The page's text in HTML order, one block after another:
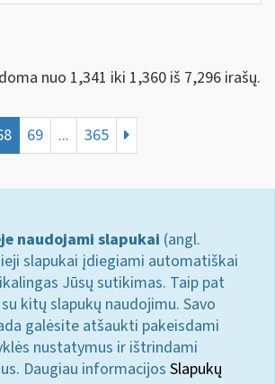
nuo 1,341 iki 1,360 iš 7,296 irašų.
69 ... 365
naudojami slapukai (angl.
slapukai įdiegiami automatiškai
Jūsų sutikimas. Taip pat
kitų slapukų naudojimu. Savo
galėsite atšaukti pakeisdami
nustatymus ir ištrindami
Daugiau informacijos Slapukų